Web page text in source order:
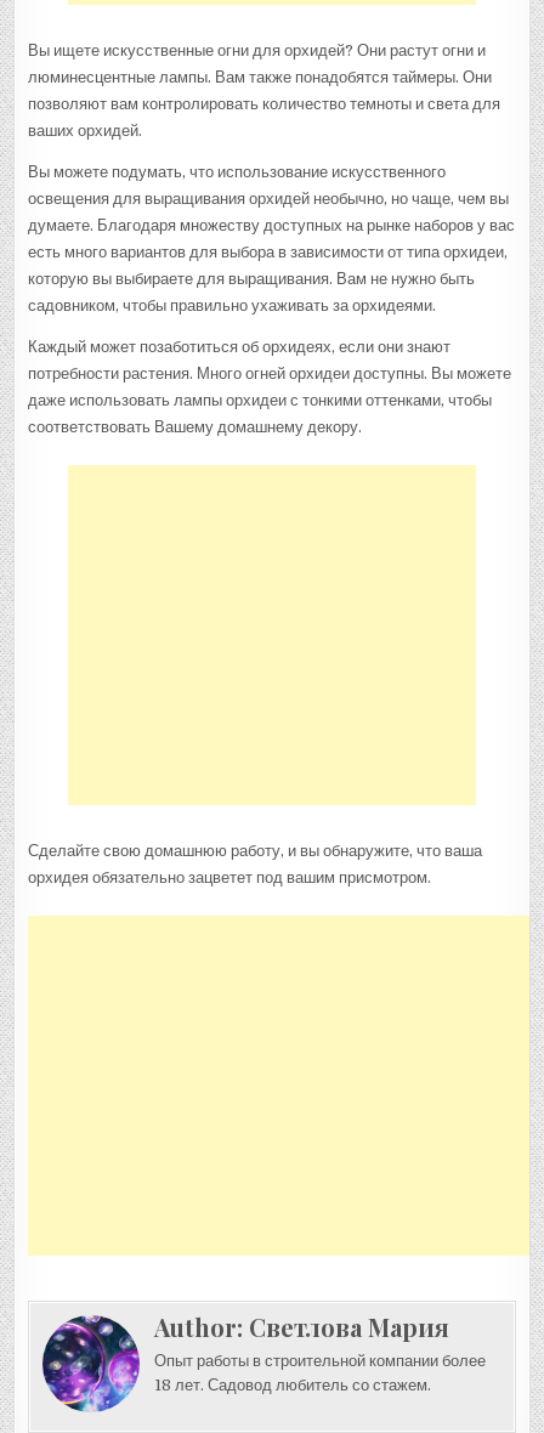
Вы ищете искусственные огни для орхидей? Они растут огни и
люминесцентные лампы. Вам также понадобятся таймеры. Они
позволяют вам контролировать количество темноты и света для
ваших орхидей.
Вы можете подумать, что использование искусственного
освещения для выращивания орхидей необычно, но чаще, чем вы
думаете. Благодаря множеству доступных на рынке наборов у вас
есть много вариантов для выбора в зависимости от типа орхидеи,
которую вы выбираете для выращивания. Вам не нужно быть
садовником, чтобы правильно ухаживать за орхидеями.
Каждый может позаботиться об орхидеях, если они знают
потребности растения. Много огней орхидеи доступны. Вы можете
даже использовать лампы орхидеи с тонкими оттенками, чтобы
соответствовать Вашему домашнему декору.
Сделайте свою домашнюю работу, и вы обнаружите, что ваша
орхидея обязательно зацветет под вашим присмотром.
Author: Светлова Мария
Опыт работы в строительной компании более
18 лет. Садовод любитель со стажем.